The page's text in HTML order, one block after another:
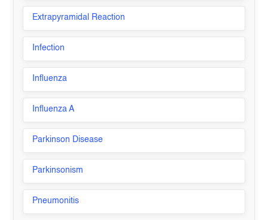
Extrapyramidal Reaction
Infection
Influenza
Influenza A
Parkinson Disease
Parkinsonism
Pneumonitis